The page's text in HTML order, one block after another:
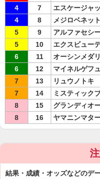
4
7 エスケージャ
4
8 メジロベネット
5
9 アルファセシ
5
10 エクスビュー
6
11 オーシンメダ
6
12 マイネルゲフ
7
13 リュウノトキ
7
14 ミスティック
8
15 グランディオ
8
16 ヤマニンマタ
結果・成績・オッズなどのデ